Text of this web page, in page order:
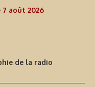
7 août 2026
de la radio